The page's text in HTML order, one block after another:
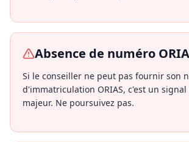
Absence de numéro
Si le conseiller ne peut pas fournir son
d'immatriculation ORIAS, c'est un
majeur. Ne poursuivez pas.